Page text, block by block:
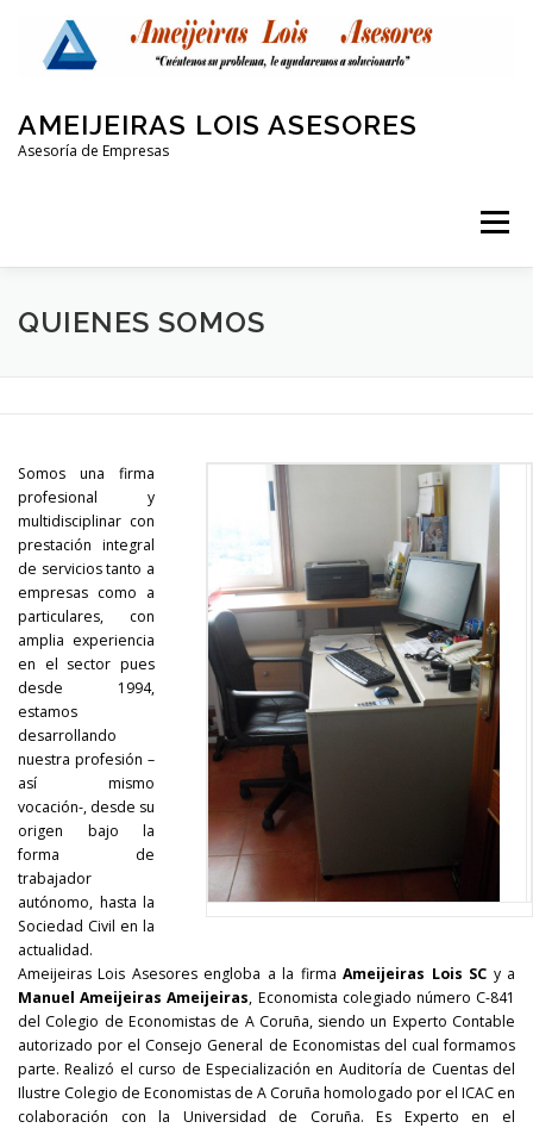
contenido
AMEIJEIRAS LOIS ASESORES
Asesoría de Empresas
Menú
QUIENES SOMOS LABORAL Y SEGURIDAD SOCIAL
OTRAS AREAS CONTACTO
QUIENES SOMOS
Somos una firma
profesional y
multidisciplinar con
prestación integral
de servicios tanto a
empresas como a
particulares, con
amplia experiencia
en el sector pues
desde 1994,
estamos
desarrollando
nuestra profesión –
así mismo
vocación-, desde su
origen bajo la
forma de
trabajador
autónomo, hasta la
Sociedad Civil en la
actualidad.
Ameijeiras Lois Asesores engloba a la firmaAmeijeiras Lois SC y a
Manuel Ameijeiras Ameijeiras, Economista colegiado número C-841
del Colegio de Economistas de A Coruña, siendo un Experto Contable
autorizado por el Consejo General de Economistas del cual formamos
parte. Realizó el curso de Especialización en Auditoría de Cuentas del
Ilustre Colegio de Economistas de A Coruña homologado por el ICAC en
colaboración con la Universidad de Coruña. Es Experto en el